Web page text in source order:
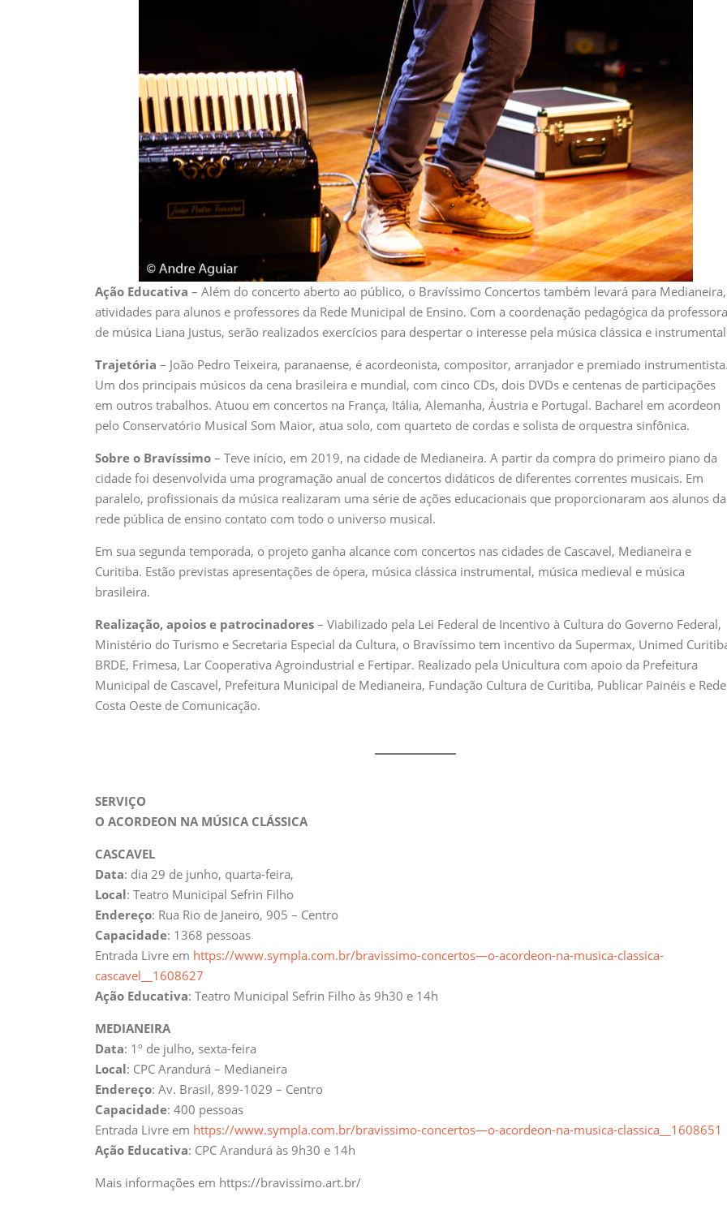
Ação Educativa – Além do concerto aberto ao público, o Bravíssimo Concertos também levará para Medianeira,
atividades para alunos e professores da Rede Municipal de Ensino. Com a coordenação pedagógica da professora
de música Liana Justus, serão realizados exercícios para despertar o interesse pela música clássica e
Trajetória – João Pedro Teixeira, paranaense, é acordeonista, compositor, arranjador e premiado
Um dos principais músicos da cena brasileira e mundial, com cinco CDs, dois DVDs e centenas de participações
em outros trabalhos. Atuou em concertos na França, Itália, Alemanha, Áustria e Portugal. Bacharel em acordeon
pelo Conservatório Musical Som Maior, atua solo, com quarteto de cordas e solista de orquestra sinfônica.
Sobre o Bravíssimo – Teve início, em 2019, na cidade de Medianeira. A partir da compra do primeiro piano da
cidade foi desenvolvida uma programação anual de concertos didáticos de diferentes correntes musicais. Em
paralelo, profissionais da música realizaram uma série de ações educacionais que proporcionaram aos alunos da
rede pública de ensino contato com todo o universo musical.
Em sua segunda temporada, o projeto ganha alcance com concertos nas cidades de Cascavel, Medianeira e
Curitiba. Estão previstas apresentações de ópera, música clássica instrumental, música medieval e música
brasileira.
Realização, apoios e patrocinadores – Viabilizado pela Lei Federal de Incentivo à Cultura do Governo Federal,
Ministério do Turismo e Secretaria Especial da Cultura, o Bravíssimo tem incentivo da Supermax, Unimed
BRDE, Frimesa, Lar Cooperativa Agroindustrial e Fertipar. Realizado pela Unicultura com apoio da Prefeitura
Municipal de Cascavel, Prefeitura Municipal de Medianeira, Fundação Cultura de Curitiba, Publicar Painéis e Rede
Costa Oeste de Comunicação.
SERVIÇO
O ACORDEON NA MÚSICA CLÁSSICA
CASCAVEL
Data: dia 29 de junho, quarta-feira,
Local: Teatro Municipal Sefrin Filho
Endereço: Rua Rio de Janeiro, 905 – Centro
Capacidade: 1368 pessoas
Entrada Livre em https://www.sympla.com.br/bravissimo-concertos—o-acordeon-na-musica-classica-
cascavel__1608627
Ação Educativa: Teatro Municipal Sefrin Filho às 9h30 e 14h
MEDIANEIRA
Data: 1º de julho, sexta-feira
Local: CPC Arandurá – Medianeira
Endereço: Av. Brasil, 899-1029 – Centro
Capacidade: 400 pessoas
Entrada Livre em https://www.sympla.com.br/bravissimo-concertos—o-acordeon-na-musica-classica__1608651
Ação Educativa: CPC Arandurá às 9h30 e 14h
Mais informações em https://bravissimo.art.br/